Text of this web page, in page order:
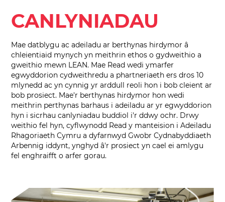
CANLYNIADAU
Mae datblygu ac adeiladu ar berthynas hirdymor â
chleientiaid mynych yn meithrin ethos o gydweithio a
gweithio mewn LEAN. Mae Read wedi ymarfer
egwyddorion cydweithredu a phartneriaeth ers dros 10
mlynedd ac yn cynnig yr arddull reoli hon i bob cleient ar
bob prosiect. Mae'r berthynas hirdymor hon wedi
meithrin perthynas barhaus i adeiladu ar yr egwyddorion
hyn i sicrhau canlyniadau buddiol i'r ddwy ochr. Drwy
weithio fel hyn, cyflwynodd Read y manteision i Adeiladu
Rhagoriaeth Cymru a dyfarnwyd Gwobr Cydnabyddiaeth
Arbennig iddynt, ynghyd â'r prosiect yn cael ei amlygu
fel enghraifft o arfer gorau.